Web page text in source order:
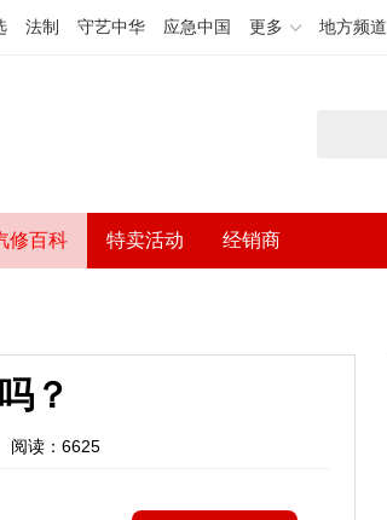
法制 守艺中华 应急中国 更多 地方频道
修百科 特卖活动 经销商
？
阅读：6625